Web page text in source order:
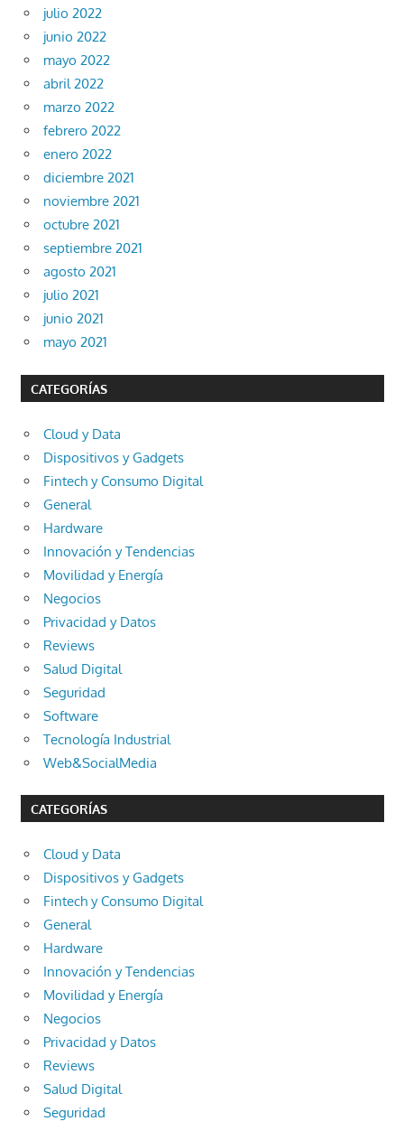
julio 2022
junio 2022
mayo 2022
abril 2022
marzo 2022
febrero 2022
enero 2022
diciembre 2021
noviembre 2021
octubre 2021
septiembre 2021
agosto 2021
julio 2021
junio 2021
mayo 2021
CATEGORÍAS
Cloud y Data
Dispositivos y Gadgets
Fintech y Consumo Digital
General
Hardware
Innovación y Tendencias
Movilidad y Energía
Negocios
Privacidad y Datos
Reviews
Salud Digital
Seguridad
Software
Tecnología Industrial
Web&SocialMedia
CATEGORÍAS
Cloud y Data
Dispositivos y Gadgets
Fintech y Consumo Digital
General
Hardware
Innovación y Tendencias
Movilidad y Energía
Negocios
Privacidad y Datos
Reviews
Salud Digital
Seguridad